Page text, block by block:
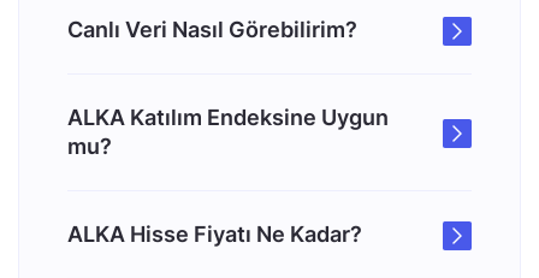
Canlı Veri Nasıl Görebilirim?
ALKA Katılım Endeksine Uygun
mu?
ALKA Hisse Fiyatı Ne Kadar?